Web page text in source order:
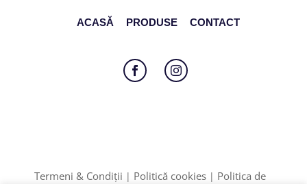
ACASĂ PRODUSE CONTACT
Termeni & Condiții | Politică cookies | Politica de